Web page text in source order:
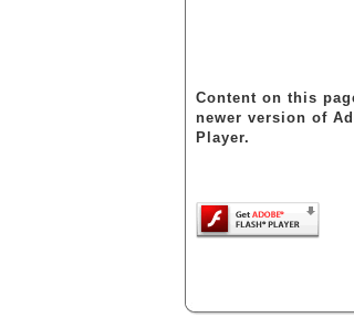
Content on this
newer version of
Player.